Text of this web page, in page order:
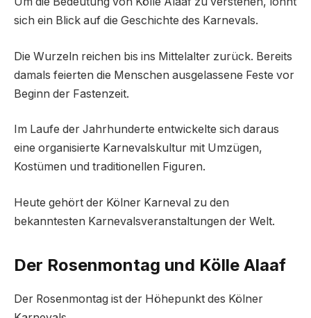
sich ein Blick auf die Geschichte des Karnevals.
Die Wurzeln reichen bis ins Mittelalter zurück. Bereits
damals feierten die Menschen ausgelassene Feste vor
Beginn der Fastenzeit.
Im Laufe der Jahrhunderte entwickelte sich daraus
eine organisierte Karnevalskultur mit Umzügen,
Kostümen und traditionellen Figuren.
Heute gehört der Kölner Karneval zu den
bekanntesten Karnevalsveranstaltungen der Welt.
Der Rosenmontag und Kölle Alaaf
Der Rosenmontag ist der Höhepunkt des Kölner